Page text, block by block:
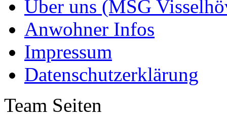
Über uns (MSG
Anwohner Infos
Impressum
Datenschutzerklärung
Team Seiten